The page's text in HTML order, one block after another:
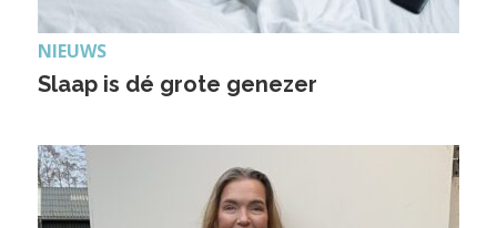
NIEUWS
Slaap is dé grote genezer